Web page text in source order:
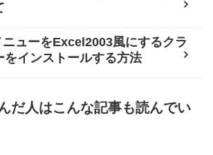
ューをExcel2003風にするクラ
をインストールする方法
だ人はこんな記事も読んでい